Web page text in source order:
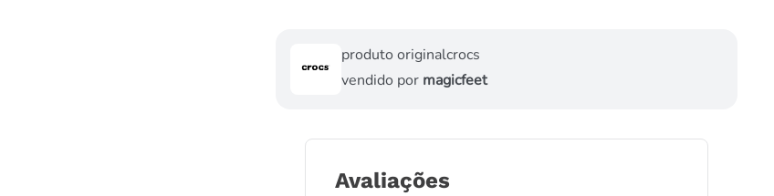
produto originalcrocs
vendido por magicfeet
Avaliações